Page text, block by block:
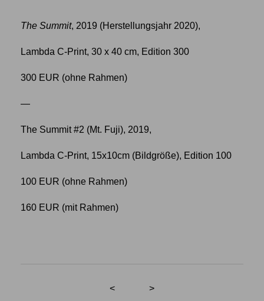
The Summit, 2019 (Herstellungsjahr 2020),
Lambda C-Print, 30 x 40 cm, Edition 300
300 EUR (ohne Rahmen)
—
The Summit #2 (Mt. Fuji), 2019,
Lambda C-Print, 15x10cm (Bildgröße), Edition 100
100 EUR (ohne Rahmen)
160 EUR (mit Rahmen)
< >